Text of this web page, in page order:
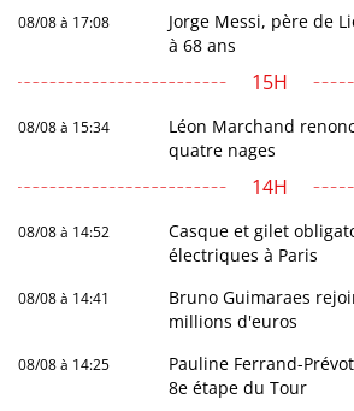
08/08 à 17:08
Jorge Messi, père de
à 68 ans
15H
08/08 à 15:34
Léon Marchand
quatre nages
14H
08/08 à 14:52
Casque et gilet
électriques à Paris
08/08 à 14:41
Bruno Guimaraes
millions d'euros
08/08 à 14:25
Pauline Ferrand-
8e étape du Tour